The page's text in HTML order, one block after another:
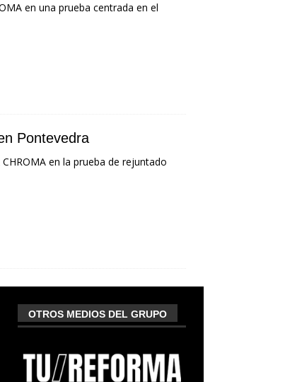
en una prueba centrada en el
Pontevedra
en la prueba de rejuntado
OTROS MEDIOS DEL GRUPO